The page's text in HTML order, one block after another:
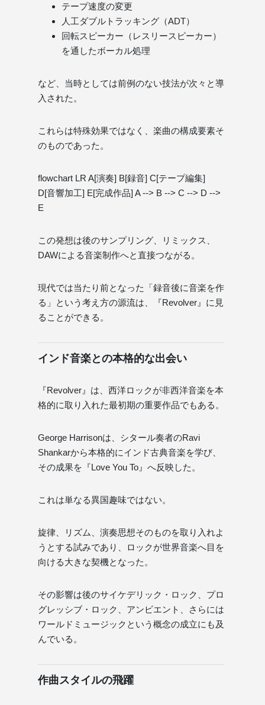
テープ速度の変更
人工ダブルトラッキング（ADT）
回転スピーカー（レスリースピーカー）
を通したボーカル処理
など、当時としては前例のない技法が次々と導
入された。
これらは特殊効果ではなく、楽曲の構成要素そ
のものであった。
flowchart LR A[演奏] B[録音] C[テープ編集]
D[音響加工] E[完成作品] A --> B --> C --> D -->
E
この発想は後のサンプリング、リミックス、
DAWによる音楽制作へと直接つながる。
現代では当たり前となった「録音後に音楽を作
る」という考え方の源流は、『Revolver』に見
ることができる。
インド音楽との本格的な出会い
『Revolver』は、西洋ロックが非西洋音楽を本
格的に取り入れた最初期の重要作品でもある。
George Harrisonは、シタール奏者のRavi
Shankarから本格的にインド古典音楽を学び、
その成果を『Love You To』へ反映した。
これは単なる異国趣味ではない。
旋律、リズム、演奏思想そのものを取り入れよ
うとする試みであり、ロックが世界音楽へ目を
向ける大きな契機となった。
その影響は後のサイケデリック・ロック、プロ
グレッシブ・ロック、アンビエント、さらには
ワールドミュージックという概念の成立にも及
んでいる。
作曲スタイルの飛躍